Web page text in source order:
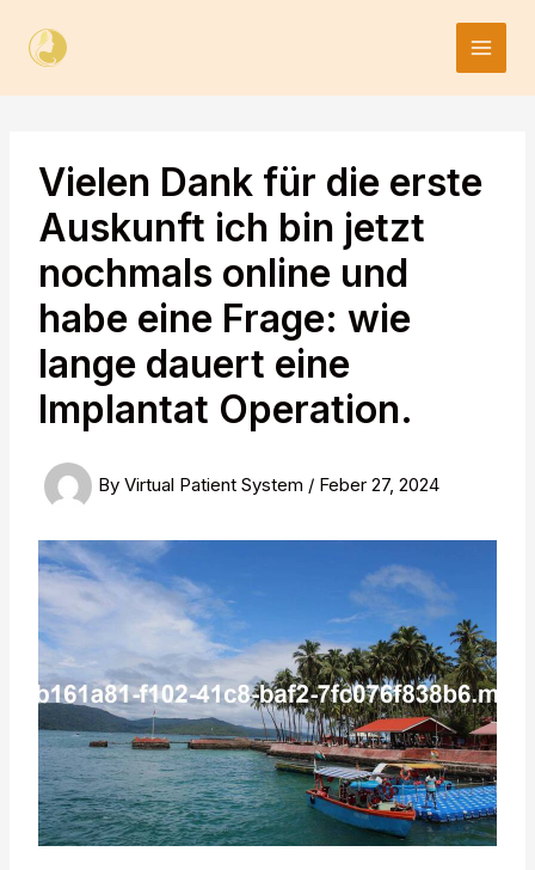
content
Vielen Dank für die erste
Auskunft ich bin jetzt
nochmals online und
habe eine Frage: wie
lange dauert eine
Implantat Operation.
ByVirtual Patient System / Feber 27, 2024